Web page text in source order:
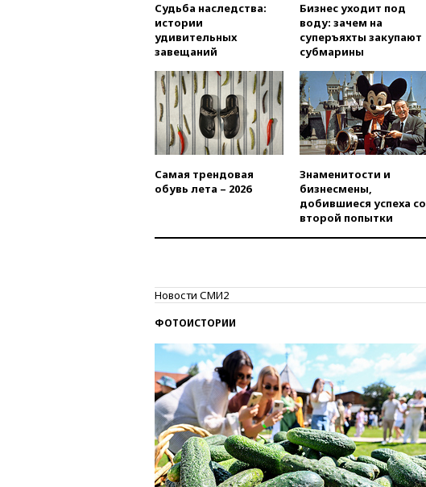
Судьба наследства:
истории
удивительных
завещаний
Бизнес уходит под
воду: зачем на
суперъяхты закупают
субмарины
Самая трендовая
обувь лета – 2026
Знаменитости и
бизнесмены,
добившиеся успеха со
второй попытки
Новости СМИ2
ФОТОИСТОРИИ